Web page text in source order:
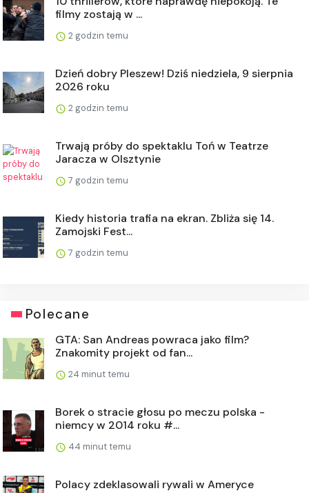
filmy zostają w ...
2 godzin temu
Dzień dobry Pleszew! Dziś niedziela, 9 sierpnia
2026 roku
2 godzin temu
Trwają próby do spektaklu Toń w Teatrze
Jaracza w Olsztynie
7 godzin temu
Kiedy historia trafia na ekran. Zbliża się 14.
Zamojski Fest...
7 godzin temu
Polecane
GTA: San Andreas powraca jako film?
Znakomity projekt od fan...
24 minut temu
Borek o stracie głosu po meczu polska -
niemcy w 2014 roku #...
44 minut temu
Polacy zdeklasowali rywali w Ameryce